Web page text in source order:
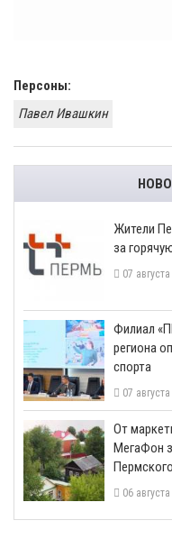
Персоны:
Павел Ивашкин
​Жители
за
07
​Филиал
региона
спорта
07
От
МегаФон
06